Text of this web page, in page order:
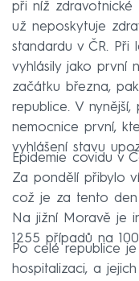
při níž zdravotnické
už neposkytuje
standardu v ČR. Při
vyhlásily jako první
začátku března,
republice. V
nemocnice první,
vyhlášení stavu
Epidemie covidu v
Za pondělí přibylo
což je za tento
Na jižní Moravě je
1255 případů na
Po celé republice
hospitalizaci, a